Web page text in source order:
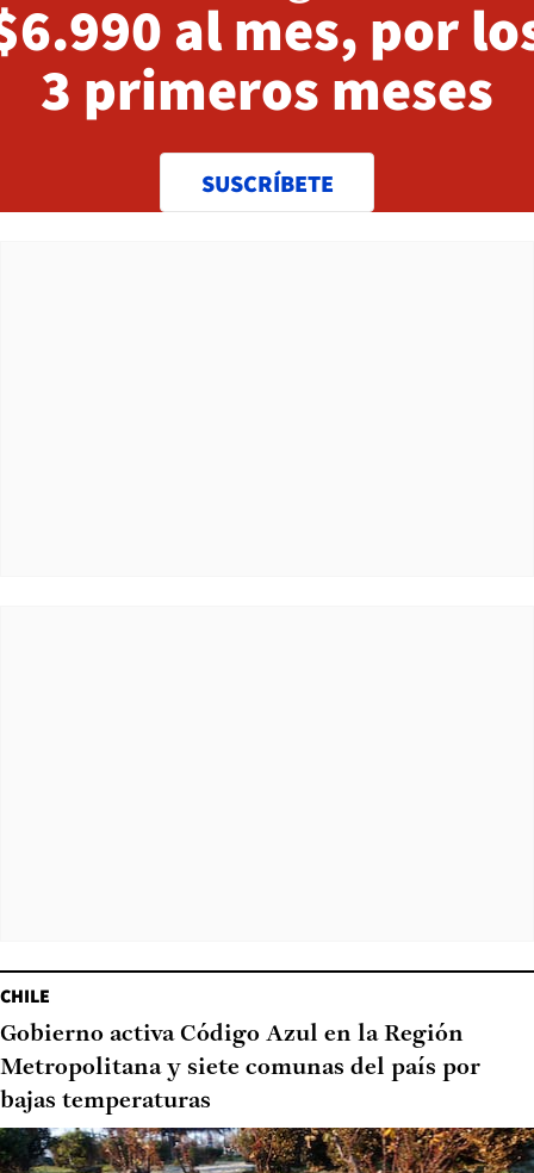
al mes, por
3 primeros meses
SUSCRÍBETE
CHILE
Gobierno activa Código Azul en la Región
Metropolitana y siete comunas del país por
bajas temperaturas